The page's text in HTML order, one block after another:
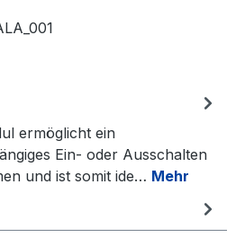
ermöglicht ein
Ein- oder Ausschalten
und ist somit ide… Mehr